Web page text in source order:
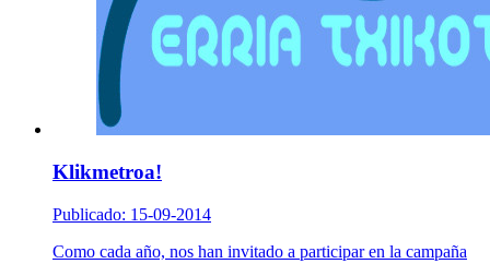
Klikmetroa!
Publicado: 15-09-2014
Como cada año, nos han invitado a participar en la campaña